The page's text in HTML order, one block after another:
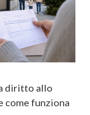
diritto allo
come funziona